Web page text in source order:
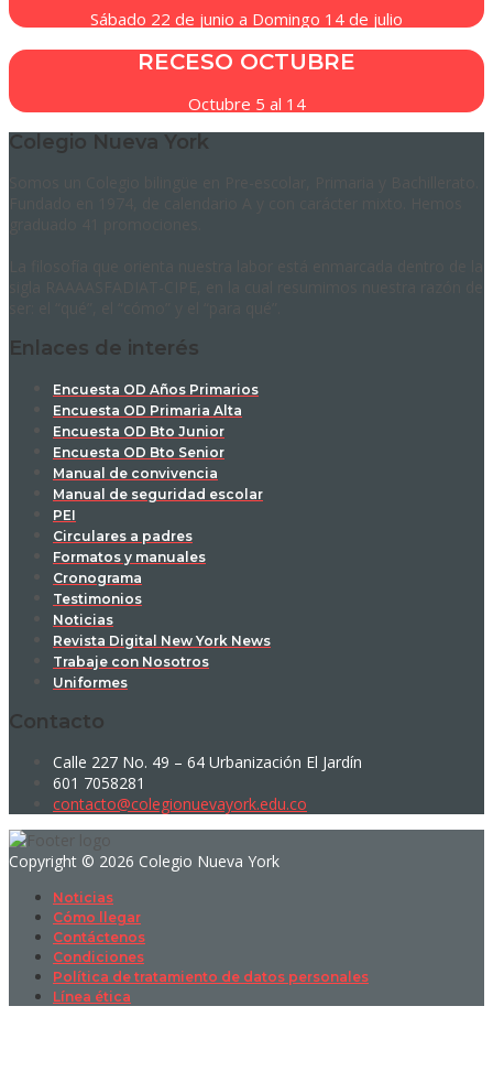
Sábado 22 de junio a Domingo 14 de julio
RECESO OCTUBRE
Octubre 5 al 14
Colegio Nueva York
Enlaces de interés
Encuesta OD Años Primarios
Encuesta OD Primaria Alta
Encuesta OD Bto Junior
Encuesta OD Bto Senior
Manual de convivencia
Manual de seguridad escolar
PEI
Circulares a padres
Formatos y manuales
Cronograma
Testimonios
Noticias
Revista Digital New York News
Trabaje con Nosotros
Uniformes
Contacto
Calle 227 No. 49 – 64 Urbanización El Jardín
601 7058281
contacto@colegionuevayork.edu.co
Copyright © 2026 Colegio Nueva York
Noticias
Cómo llegar
Contáctenos
Condiciones
Política de tratamiento de datos personales
Línea ética